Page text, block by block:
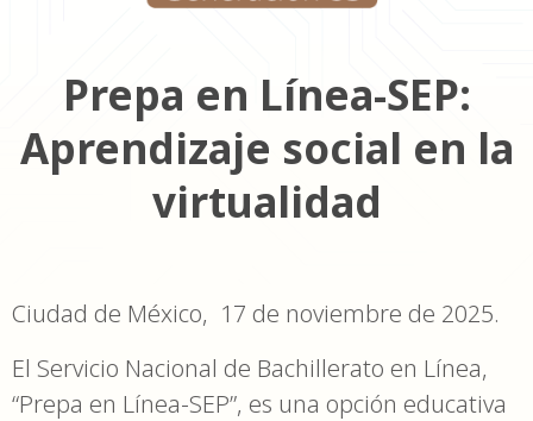
Prepa en Línea-SEP:
Aprendizaje social en la
virtualidad
Ciudad de México, 17 de noviembre de 2025.
El Servicio Nacional de Bachillerato en Línea,
“Prepa en Línea-SEP”, es una opción educativa